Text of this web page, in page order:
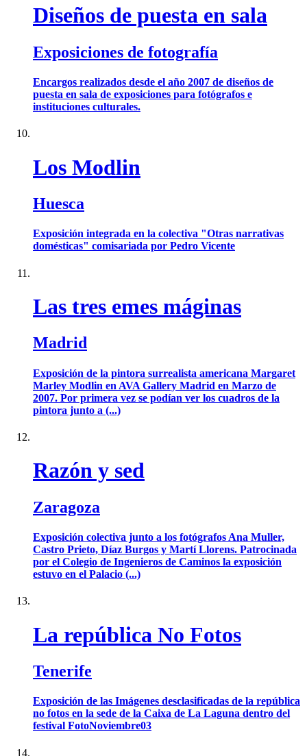
Diseños de puesta en sala
Exposiciones de fotografía
Encargos realizados desde el año 2007 de diseños de
puesta en sala de exposiciones para fotógrafos e
instituciones culturales.
Los Modlin
Huesca
Exposición integrada en la colectiva "Otras narrativas
domésticas" comisariada por Pedro Vicente
Las tres emes máginas
Madrid
Exposición de la pintora surrealista americana Margaret
Marley Modlin en AVA Gallery Madrid en Marzo de
2007. Por primera vez se podían ver los cuadros de la
pintora junto a (...)
Razón y sed
Zaragoza
Exposición colectiva junto a los fotógrafos Ana Muller,
Castro Prieto, Díaz Burgos y Martí Llorens. Patrocinada
por el Colegio de Ingenieros de Caminos la exposición
estuvo en el Palacio (...)
La república No Fotos
Tenerife
Exposición de las Imágenes desclasificadas de la república
no fotos en la sede de la Caixa de La Laguna dentro del
festival FotoNoviembre03